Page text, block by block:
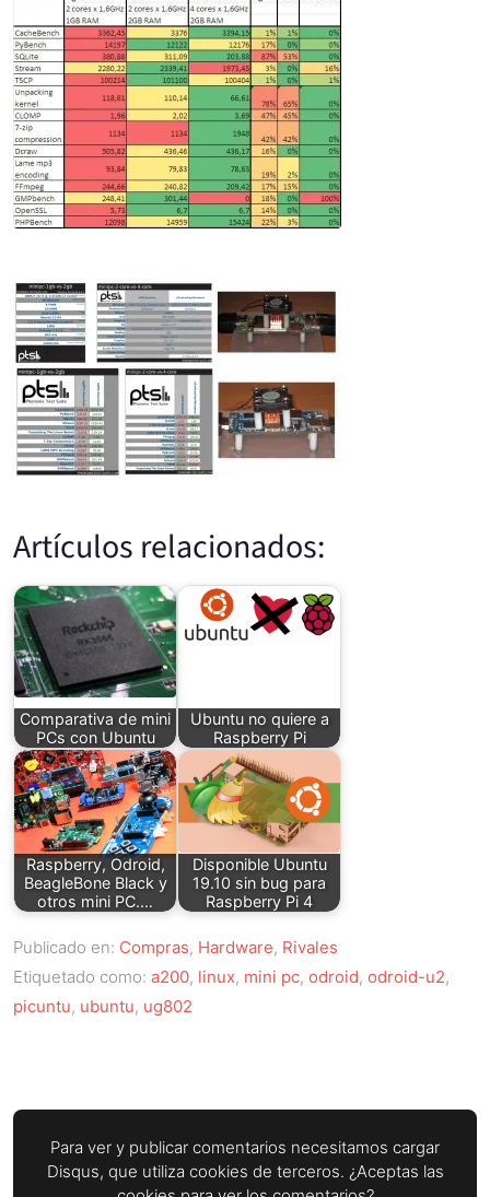
Artículos relacionados:
Comparativa de mini
PCs con Ubuntu
Ubuntu no quiere a
Raspberry Pi
Raspberry, Odroid,
BeagleBone Black y
otros mini PC.…
Disponible Ubuntu
19.10 sin bug para
Raspberry Pi 4
Publicado en: Compras, Hardware, Rivales
Etiquetado como: a200, linux, mini pc, odroid, odroid-u2,
picuntu, ubuntu, ug802
Para ver y publicar comentarios necesitamos cargar
Disqus, que utiliza cookies de terceros. ¿Aceptas las